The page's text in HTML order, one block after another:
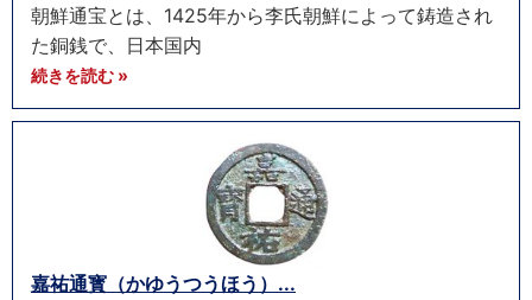
朝鮮通宝とは、1425年から李氏朝鮮によって鋳造され
た銅銭で、日本国内
続きを読む »
嘉祐通寳（かゆうつうほう）...